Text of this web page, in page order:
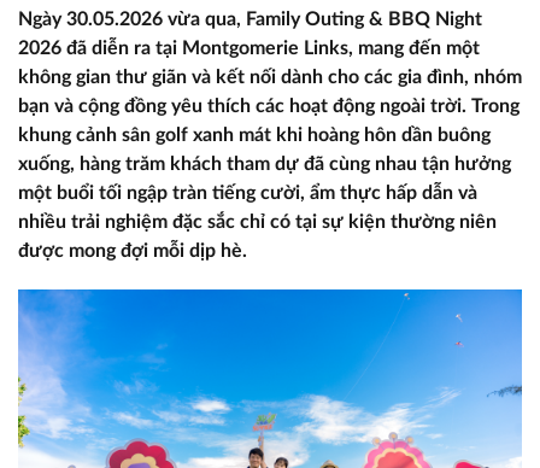
Ngày 30.05.2026 vừa qua, Family Outing & BBQ Night
2026 đã diễn ra tại Montgomerie Links, mang đến một
không gian thư giãn và kết nối dành cho các gia đình, nhóm
bạn và cộng đồng yêu thích các hoạt động ngoài trời. Trong
khung cảnh sân golf xanh mát khi hoàng hôn dần buông
xuống, hàng trăm khách tham dự đã cùng nhau tận hưởng
một buổi tối ngập tràn tiếng cười, ẩm thực hấp dẫn và
nhiều trải nghiệm đặc sắc chỉ có tại sự kiện thường niên
được mong đợi mỗi dịp hè.